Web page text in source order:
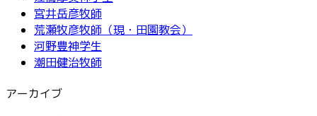
宮井岳彦牧師
荒瀬牧彦牧師（現・田園教会）
河野豊神学生
潮田健治牧師
アーカイブ